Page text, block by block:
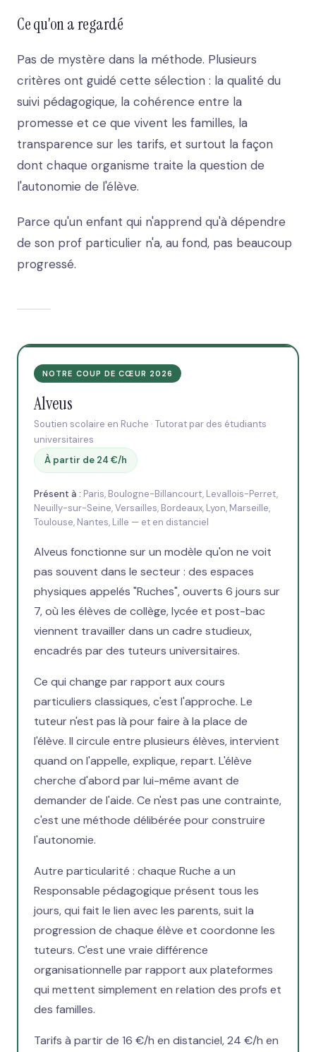
Ce qu'on a regardé
Pas de mystère dans la méthode. Plusieurs
critères ont guidé cette sélection : la qualité du
suivi pédagogique, la cohérence entre la
promesse et ce que vivent les familles, la
transparence sur les tarifs, et surtout la façon
dont chaque organisme traite la question de
l'autonomie de l'élève.
Parce qu'un enfant qui n'apprend qu'à dépendre
de son prof particulier n'a, au fond, pas beaucoup
progressé.
NOTRE COUP DE CŒUR 2026
Alveus
Soutien scolaire en Ruche · Tutorat par des étudiants
universitaires
À partir de 24 €/h
Présent à : Paris, Boulogne-Billancourt, Levallois-Perret,
Neuilly-sur-Seine, Versailles, Bordeaux, Lyon, Marseille,
Toulouse, Nantes, Lille — et en distanciel
Alveus fonctionne sur un modèle qu'on ne voit
pas souvent dans le secteur : des espaces
physiques appelés "Ruches", ouverts 6 jours sur
7, où les élèves de collège, lycée et post-bac
viennent travailler dans un cadre studieux,
encadrés par des tuteurs universitaires.
Ce qui change par rapport aux cours
particuliers classiques, c'est l'approche. Le
tuteur n'est pas là pour faire à la place de
l'élève. Il circule entre plusieurs élèves, intervient
quand on l'appelle, explique, repart. L'élève
cherche d'abord par lui-même avant de
demander de l'aide. Ce n'est pas une contrainte,
c'est une méthode délibérée pour construire
l'autonomie.
Autre particularité : chaque Ruche a un
Responsable pédagogique présent tous les
jours, qui fait le lien avec les parents, suit la
progression de chaque élève et coordonne les
tuteurs. C'est une vraie différence
organisationnelle par rapport aux plateformes
qui mettent simplement en relation des profs et
des familles.
Tarifs à partir de 16 €/h en distanciel, 24 €/h en